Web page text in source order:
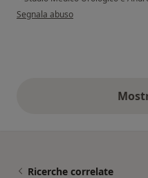
secondo l'opinione dell'utente
Segnala abuso
Ricerche correlate